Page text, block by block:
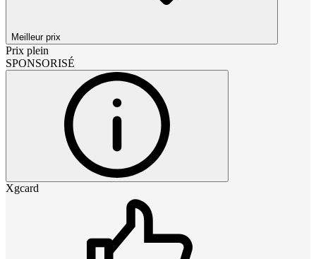
Meilleur prix
Prix plein
SPONSORISÉ
Xgcard